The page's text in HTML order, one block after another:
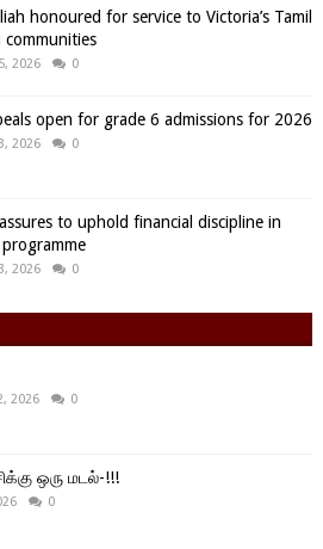
honoured for service to Victoria’s Tamil
2026 0
open for grade 6 admissions for 2026
2026 0
to uphold financial discipline in
2026 0
2026 0
ஒரு மடல்-!!!
0